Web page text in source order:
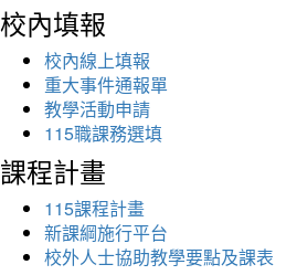
校內填報
校內線上填報
重大事件通報單
教學活動申請
115職課務選填
課程計畫
115課程計畫
新課綱施行平台
校外人士協助教學要點及課表